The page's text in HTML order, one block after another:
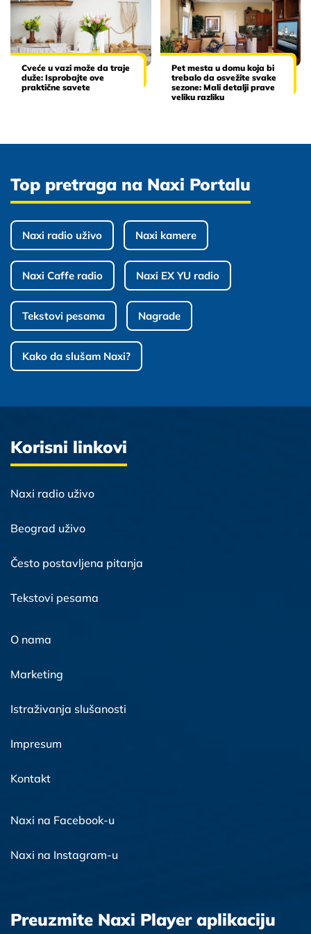
Cveće u vazi može da traje
duže: Isprobajte ove
praktične savete
Pet mesta u domu koja bi
trebalo da osvežite svake
sezone: Mali detalji prave
veliku razliku
Top pretraga na Naxi Portalu
Naxi radio uživo Naxi kamere
Naxi Caffe radio Naxi EX YU radio
Tekstovi pesama Nagrade
Kako da slušam Naxi?
Korisni linkovi
Naxi radio uživo
Beograd uživo
Često postavljena pitanja
Tekstovi pesama
O nama
Marketing
Istraživanja slušanosti
Impresum
Kontakt
Naxi na Facebook-u
Naxi na Instagram-u
Preuzmite Naxi Player aplikaciju